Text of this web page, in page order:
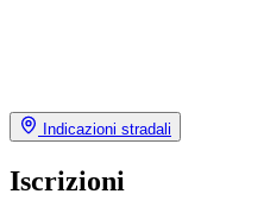
Indicazioni stradali
Iscrizioni